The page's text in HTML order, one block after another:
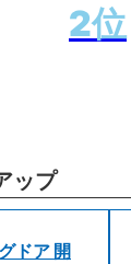
ップ
ドア 開